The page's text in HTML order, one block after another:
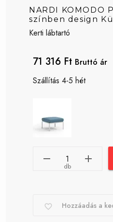
NARDI KOMODO
színben design
Kerti lábtartó
71 316 Ft Bruttó ár
Szállítás 4-5 hét
db
Hozzáadás a